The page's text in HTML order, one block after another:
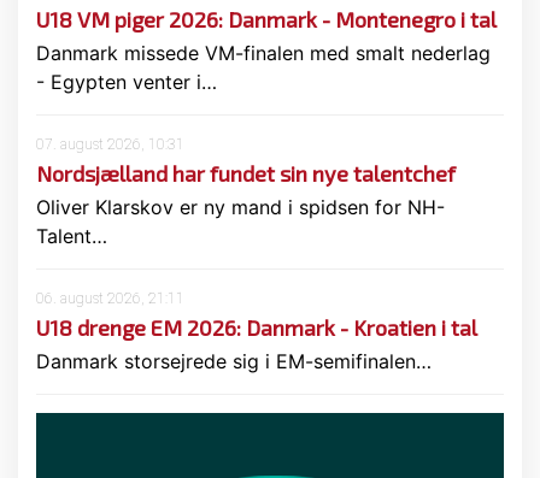
U18 VM piger 2026: Danmark - Montenegro i tal
Danmark missede VM-finalen med smalt nederlag
- Egypten venter i…
07. august 2026, 10:31
Nordsjælland har fundet sin nye talentchef
Oliver Klarskov er ny mand i spidsen for NH-
Talent…
06. august 2026, 21:11
U18 drenge EM 2026: Danmark - Kroatien i tal
Danmark storsejrede sig i EM-semifinalen…